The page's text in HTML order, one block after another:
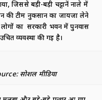
जिससे बड़ी-बड़ी चट्टानें नाले में
की टीम नुकसान का जायजा लेने
का सरकारी भवन में पुनर्वास
व्यवस्था की गई है।
सोशल मीडिया